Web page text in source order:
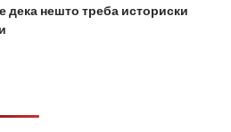
дека нешто треба историски